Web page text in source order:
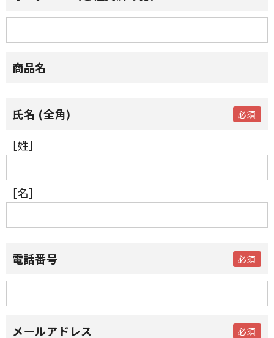
商品名
［姓］
［名］
電話番号
メールアドレス